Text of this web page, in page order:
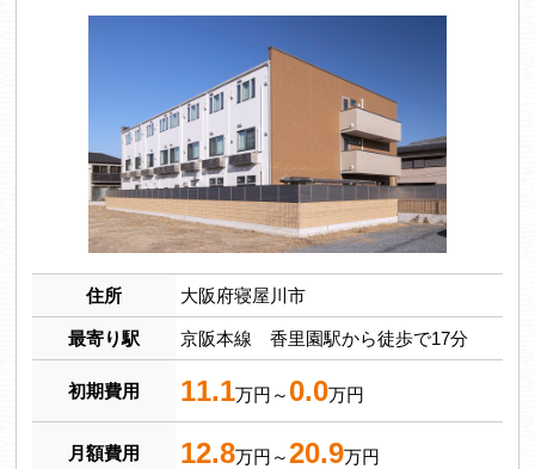
住所 大阪府寝屋川市
最寄り駅 京阪本線 香里園駅から徒歩で17分
初期費用 11.1万円～ 0.0万円
月額費用 12.8万円～20.9万円